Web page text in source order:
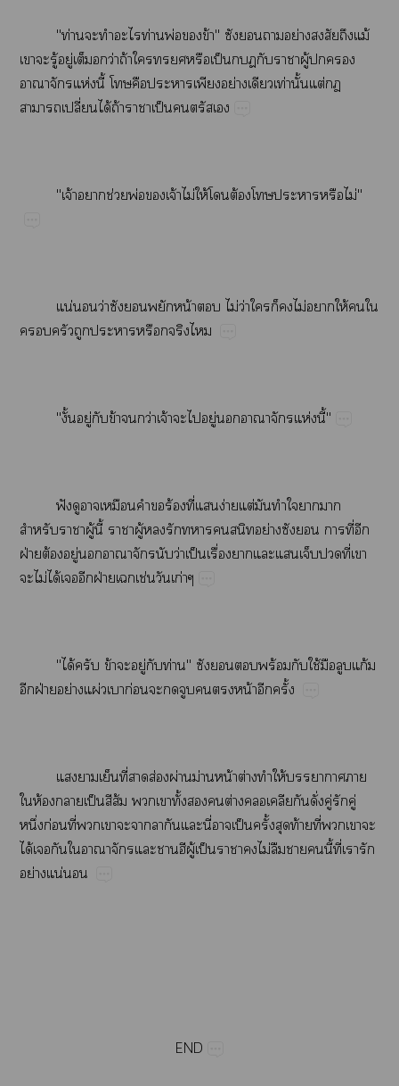
"ท่​​​​ท่​พ่​​ข้"​​​​ย่​​​ม้​
​​ู้​ู่​​​ว่​ถ้​​​​ป็​​​ู้​​​
​​ห่​ี้​​​​​​ย่​​ท่​ั้​ต่​​
​ปี่​ได้​ถ้​​ป็​​​
"จ้​​ช่​พ่​​จ้​ไม่ให้​​ต้​​​​​ไม่"
น่​​ว่​​​​น้​​ไม่​ว่​​​​ไม่​​ให้​​​
​​​​​​
"ั้​ู่​​ข้​​ว่​จ้​​​ู่​​​​ห่​ี้"
ฟั​​​​​​ร้​ี่​​ง่​ต่​​​​​​
​​ู้​ี้​​ู้​​​​​​ย่​​​​ี่​​
ฝ่​ต้​ู่​​​​​ว่​ป็​ื่​​​​​​ี่​​
​ไม่​ได้​​​ฝ่​​ช่​​ก่
"ได้​​ข้​​ู่​​ท่"​​​​ร้​​ใช้​​​ก้​
​ฝ่​ย่​ผ่​​ก่​​​​​​น้​​ั้
​​​ี่​​ส่​ผ่​ม่​น้​ต่​​ให้​​​
​ห้​​ป็​​ส้​​​ั้​​​ต่​​​​ั่​ู่​​ู่​
ึ่​ก่​ี่​​​​​​​​ี่​​ป็​ั้​​ท้​ี่​​​​
ได้​​​​​​​ู้​ป็​​​ไม่​​​​ี้​ี่​​​
ย่​น่​
END